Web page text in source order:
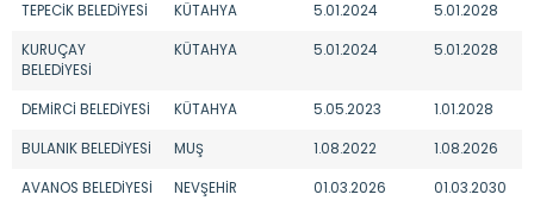
TEPECİK BELEDİYESİ KÜTAHYA 5.01.2024 5.01.2028
KURUÇAY
BELEDİYESİ
KÜTAHYA 5.01.2024 5.01.2028
DEMİRCİ BELEDİYESİ KÜTAHYA 5.05.2023 1.01.2028
BULANIK BELEDİYESİ MUŞ 1.08.2022 1.08.2026
AVANOS BELEDİYESİ NEVŞEHİR 01.03.2026 01.03.2030